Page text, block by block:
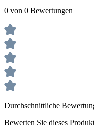
0 von 0 Bewertungen
Durchschnittliche
Bewerten Sie dieses